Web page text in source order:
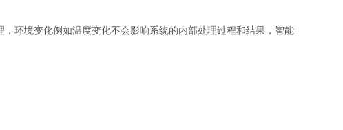
环境变化例如温度变化不会影响系统的内部处理过程和结果，智能